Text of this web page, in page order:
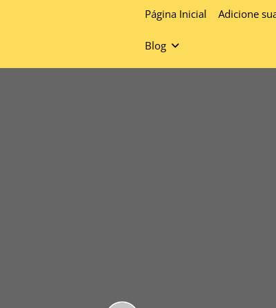
Página Inicial Adicione
Blog